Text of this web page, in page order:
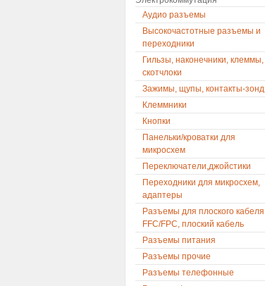
Аудио разъемы
Высокочастотные разъемы и
переходники
Гильзы, наконечники, клеммы,
скотчлоки
Зажимы, щупы, контакты-зонд
Клеммники
Кнопки
Панельки/кроватки для
микросхем
Переключатели,джойстики
Переходники для микросхем,
адаптеры
Разъемы для плоского кабеля
FFC/FPC, плоский кабель
Разъемы питания
Разъемы прочие
Разъемы телефонные